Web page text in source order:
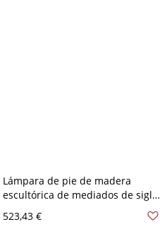
Lámpara de pie de madera
escultórica de mediados de siglo,
luz de pie trípode arqueada para
brillo ambiental en la sala de
523,43 €